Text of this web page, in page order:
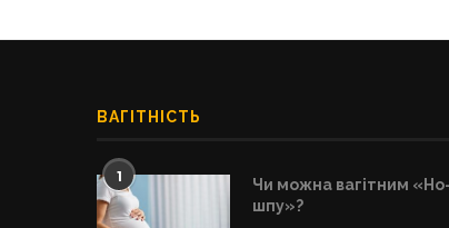
ВАГІТНІСТЬ
1
Чи можна вагітним «Но-
шпу»?